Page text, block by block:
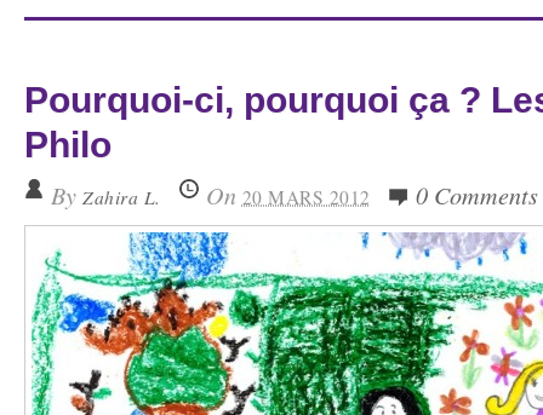
Pourquoi-ci, pourquoi ça ?
Philo
By Zahira L. On 20 MARS 2012 0 Comments